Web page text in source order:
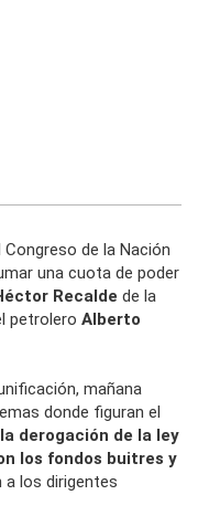
de la Nación
una cuota de poder
Recalde de la
petrolero Alberto
mañana
donde figuran el
derogación de la ley
los fondos buitres y
a los dirigentes